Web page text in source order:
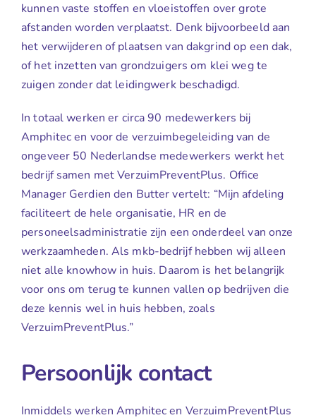
kunnen vaste stoffen en vloeistoffen over grote
afstanden worden verplaatst. Denk bijvoorbeeld aan
het verwijderen of plaatsen van dakgrind op een dak,
of het inzetten van grondzuigers om klei weg te
zuigen zonder dat leidingwerk beschadigd.
In totaal werken er circa 90 medewerkers bij
Amphitec en voor de verzuimbegeleiding van de
ongeveer 50 Nederlandse medewerkers werkt het
bedrijf samen met VerzuimPreventPlus. Office
Manager Gerdien den Butter vertelt: “Mijn afdeling
faciliteert de hele organisatie, HR en de
personeelsadministratie zijn een onderdeel van onze
werkzaamheden. Als mkb-bedrijf hebben wij alleen
niet alle knowhow in huis. Daarom is het belangrijk
voor ons om terug te kunnen vallen op bedrijven die
deze kennis wel in huis hebben, zoals
VerzuimPreventPlus.”
Persoonlijk contact
Inmiddels werken Amphitec en VerzuimPreventPlus